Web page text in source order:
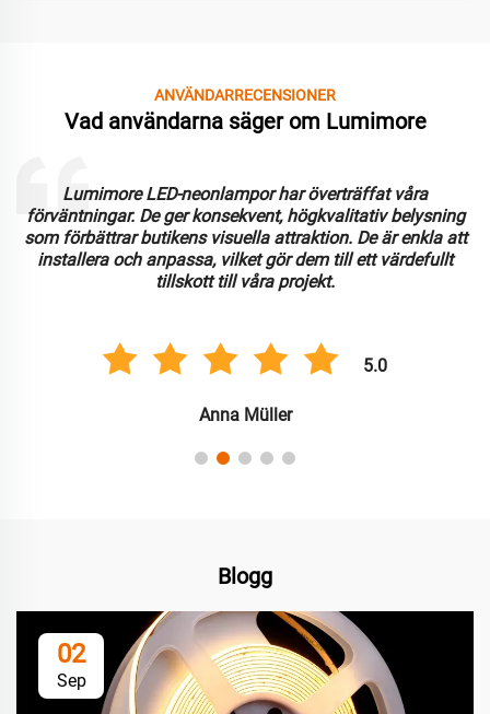
ANVÄNDARRECENSIONER
Vad användarna säger om Lumimore
Lumimore LED-neonlampor har överträffat våra
förväntningar. De ger konsekvent, högkvalitativ belysning
som förbättrar butikens visuella attraktion. De är enkla att
installera och anpassa, vilket gör dem till ett värdefullt
tillskott till våra projekt.
5.0
Anna Müller
Blogg
02
Sep